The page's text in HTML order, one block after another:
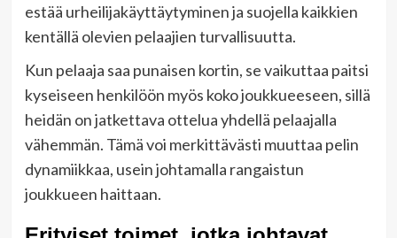
estää urheilijakäyttäytyminen ja suojella kaikkien
kentällä olevien pelaajien turvallisuutta.
Kun pelaaja saa punaisen kortin, se vaikuttaa paitsi
kyseiseen henkilöön myös koko joukkueeseen, sillä
heidän on jatkettava ottelua yhdellä pelaajalla
vähemmän. Tämä voi merkittävästi muuttaa pelin
dynamiikkaa, usein johtamalla rangaistun
joukkueen haittaan.